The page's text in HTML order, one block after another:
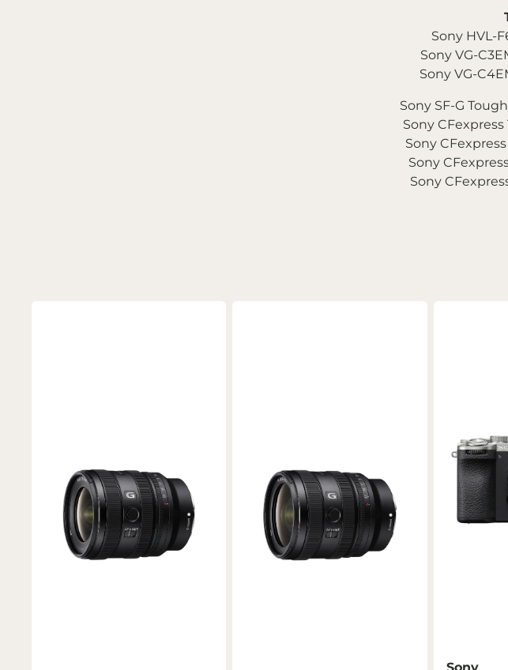
Sony HVL-
Sony VG-
Sony VG-
Sony SF-G
Sony CFexpress
Sony
Sony
Sony